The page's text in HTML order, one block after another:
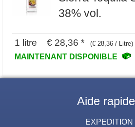
38% vol.
1 litre € 28,36 * (€ 28,36 / Litre)
MAINTENANT DISPONIBLE
Aide
EXPEDITION